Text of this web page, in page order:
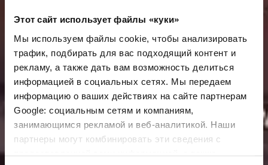
Этот сайт использует файлы «куки»
Мы используем файлы cookie, чтобы анализировать
трафик, подбирать для вас подходящий контент и
рекламу, а также дать вам возможность делиться
информацией в социальных сетях. Мы передаем
информацию о ваших действиях на сайте партнерам
Google: социальным сетям и компаниям,
занимающимся рекламой и веб-аналитикой. Наши
партнеры могут комбинировать эти сведения с